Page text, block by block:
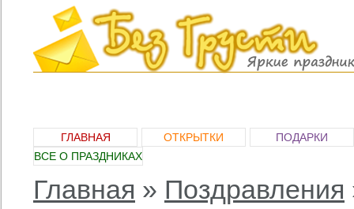
ГЛАВНАЯ ОТКРЫТКИ
ПОДАРКИ
ВСЕ О ПРАЗДНИКАХ
Главная » Поздравления